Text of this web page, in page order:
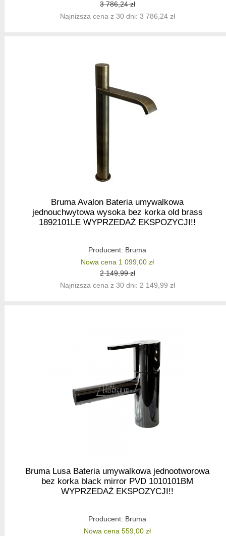
3 786,24 zł
Najniższa cena z 30 dni: 3 786,24 zł
Bruma Avalon Bateria umywalkowa
jednouchwytowa wysoka bez korka old brass
1892101LE WYPRZEDAŻ EKSPOZYCJI!!
Producent: Bruma
Nowa cena 1 099,00 zł
2 149,99 zł
Najniższa cena z 30 dni: 2 149,99 zł
Bruma Lusa Bateria umywalkowa jednootworowa
bez korka black mirror PVD 1010101BM
WYPRZEDAŻ EKSPOZYCJI!!
Producent: Bruma
Nowa cena 559,00 zł